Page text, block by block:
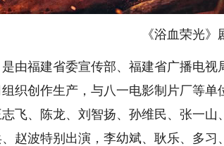
《浴血荣光》
福建省委宣传部、福建省广播电视
织创作生产，与八一电影制片厂等
飞、陈龙、刘智扬、孙维民、张一
赵波特别出演，李幼斌、耿乐、多